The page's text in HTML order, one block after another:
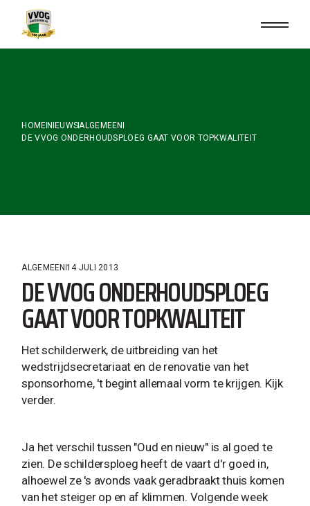
content
HOME NIEUWSALGEMEEN
DE VVOG ONDERHOUDSPLOEG GAAT VOOR TOPKWALITEIT
ALGEMEEN 14 JULI 2013
DE VVOG ONDERHOUDSPLOEG
GAAT VOOR TOPKWALITEIT
Het schilderwerk, de uitbreiding van het
wedstrijdsecretariaat en de renovatie van het
sponsorhome, 't begint allemaal vorm te krijgen. Kijk
verder.
Ja het verschil tussen "Oud en nieuw" is al goed te
zien. De schildersploeg heeft de vaart d'r goed in,
alhoewel ze 's avonds vaak geradbraakt thuis komen
van het steiger op en af klimmen. Volgende week